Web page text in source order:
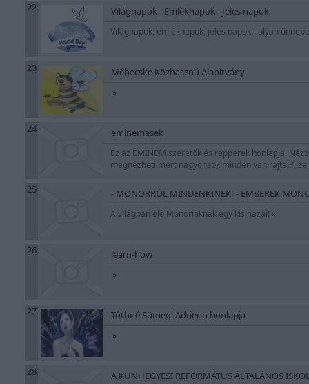
22 Világnapok - Emléknapok - Jeles napok
Világnapok, emléknapok, jeles napok - olyan
23 Méhecske Közhasznú Alapítvány
»
24 eminemesek
Ez az EMINEM szeretők és rapperek honlapja!
megnézheti,mert nagyonsok minden van
25 - MONORRÓL MINDENKINEK! - EMBEREK
A világban élő Monoriaknak egy kis hazai! »
26 learn-how
»
27 Tóthné Sümegi Adrienn honlapja
»
28 A KUNHEGYESI REFORMÁTUS ÁLTALÁNOS